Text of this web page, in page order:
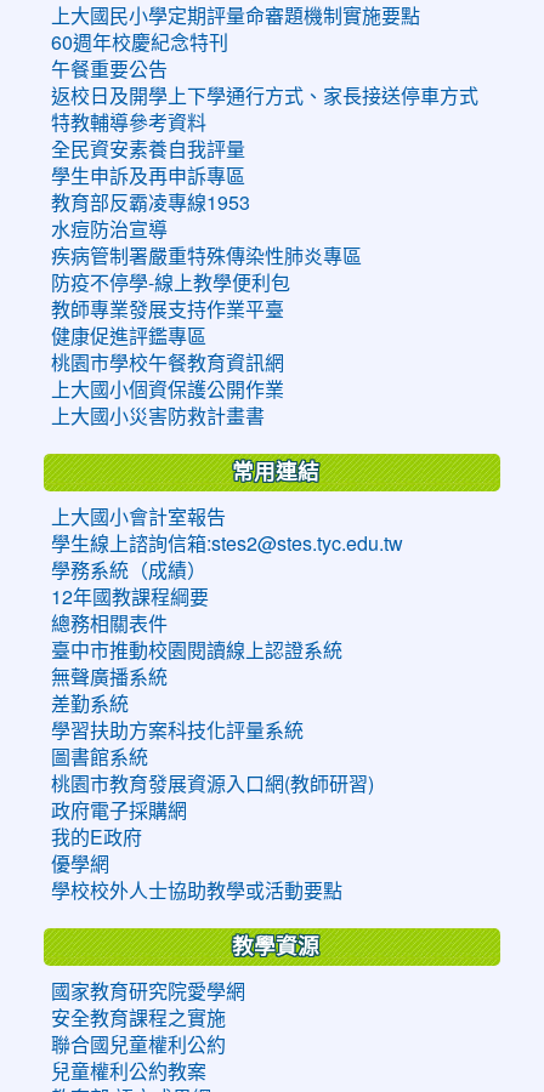
上大國民小學定期評量命審題機制實施要點
60週年校慶紀念特刊
午餐重要公告
返校日及開學上下學通行方式、家長接送停車方式
特教輔導參考資料
全民資安素養自我評量
學生申訴及再申訴專區
教育部反霸凌專線1953
水痘防治宣導
疾病管制署嚴重特殊傳染性肺炎專區
防疫不停學-線上教學便利包
教師專業發展支持作業平臺
健康促進評鑑專區
桃園市學校午餐教育資訊網
上大國小個資保護公開作業
上大國小災害防救計畫書
常用連結
上大國小會計室報告
學生線上諮詢信箱:stes2@stes.tyc.edu.tw
學務系統（成績）
12年國教課程綱要
總務相關表件
臺中市推動校園閱讀線上認證系統
無聲廣播系統
差勤系統
學習扶助方案科技化評量系統
圖書館系統
桃園市教育發展資源入口網(教師研習)
政府電子採購網
我的E政府
優學網
學校校外人士協助教學或活動要點
教學資源
國家教育研究院愛學網
安全教育課程之實施
聯合國兒童權利公約
兒童權利公約教案